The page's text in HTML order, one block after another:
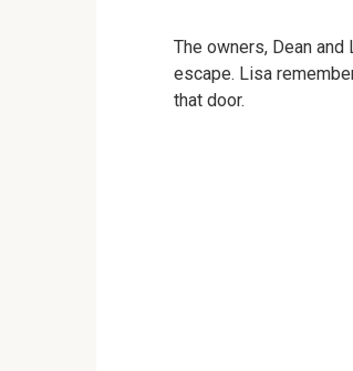
The owners, Dean
escape. Lisa
that door.